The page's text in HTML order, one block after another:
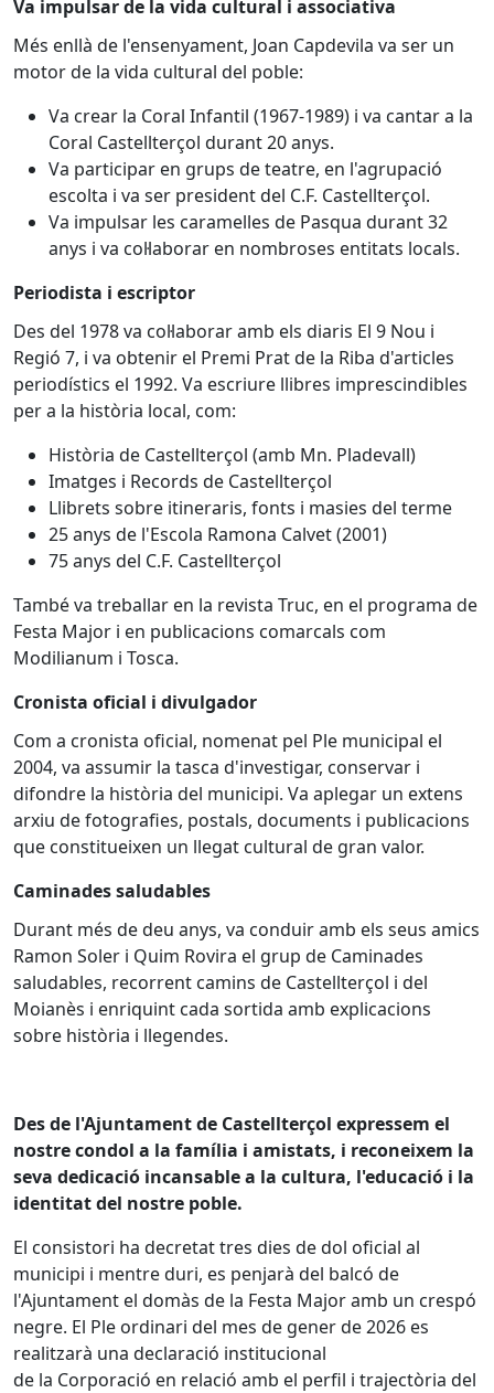
Va impulsar de la vida cultural i associativa
Més enllà de l'ensenyament, Joan Capdevila va ser un
motor de la vida cultural del poble:
Va crear la Coral Infantil (1967-1989) i va cantar a la
Coral Castellterçol durant 20 anys.
Va participar en grups de teatre, en l'agrupació
escolta i va ser president del C.F. Castellterçol.
Va impulsar les caramelles de Pasqua durant 32
anys i va col·laborar en nombroses entitats locals.
Periodista i escriptor
Des del 1978 va col·laborar amb els diaris El 9 Nou i
Regió 7, i va obtenir el Premi Prat de la Riba d'articles
periodístics el 1992. Va escriure llibres imprescindibles
per a la història local, com:
Història de Castellterçol (amb Mn. Pladevall)
Imatges i Records de Castellterçol
Llibrets sobre itineraris, fonts i masies del terme
25 anys de l'Escola Ramona Calvet (2001)
75 anys del C.F. Castellterçol
També va treballar en la revista Truc, en el programa de
Festa Major i en publicacions comarcals com
Modilianum i Tosca.
Cronista oficial i divulgador
Com a cronista oficial, nomenat pel Ple municipal el
2004, va assumir la tasca d'investigar, conservar i
difondre la història del municipi. Va aplegar un extens
arxiu de fotografies, postals, documents i publicacions
que constitueixen un llegat cultural de gran valor.
Caminades saludables
Durant més de deu anys, va conduir amb els seus amics
Ramon Soler i Quim Rovira el grup de Caminades
saludables, recorrent camins de Castellterçol i del
Moianès i enriquint cada sortida amb explicacions
sobre història i llegendes.
Des de l'Ajuntament de Castellterçol expressem el
nostre condol a la família i amistats, i reconeixem la
seva dedicació incansable a la cultura, l'educació i la
identitat del nostre poble.
El consistori ha decretat tres dies de dol oficial al
municipi i mentre duri, es penjarà del balcó de
l'Ajuntament el domàs de la Festa Major amb un crespó
negre. El Ple ordinari del mes de gener de 2026 es
realitzarà una declaració institucional
de la Corporació en relació amb el perfil i trajectòria del